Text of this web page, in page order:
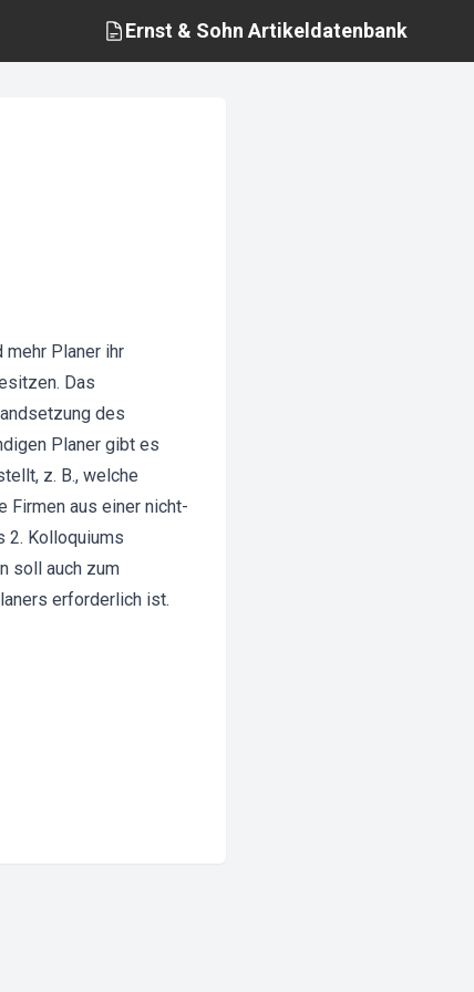
Ernst & Sohn Artikeldatenbank
mehr Planer ihr
Das
des
Planer gibt es
z. B., welche
Firmen aus einer nicht-
2. Kolloquiums
soll auch zum
erforderlich ist.